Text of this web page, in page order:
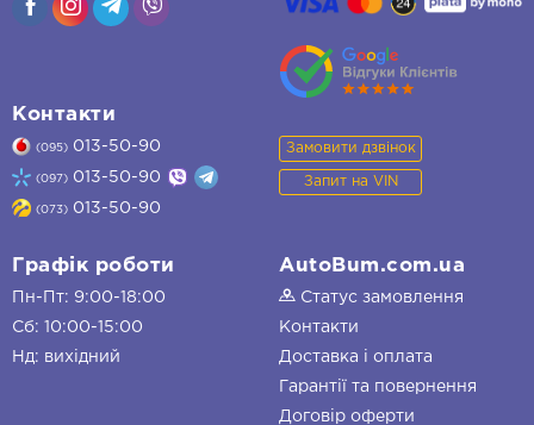
Контакти
(095) 013-50-90
(097) 013-50-90
(073) 013-50-90
Замовити дзвінок
Запит на VIN
Графік роботи
Пн-Пт: 9:00-18:00
Сб: 10:00-15:00
Нд: вихідний
AutoBum.com.ua
Статус замовлення
Контакти
Доставка і оплата
Гарантії та повернення
Договір оферти